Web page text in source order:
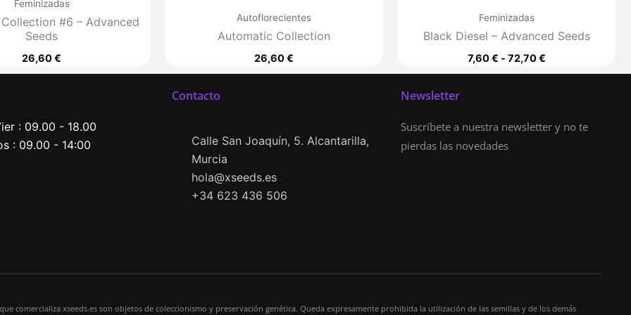
Feminizadas
#6 – Advanced
Seeds
26,60€
Autoflorecientes
Automatic Collection
26,60€
Feminizadas
Black Diesel – Advanced Seeds
7,60€ - 72,70€
: 09.00 - 18.00
: 09.00 - 14:00
Contacto
Calle San Joaquín, 5. Alcantarilla,
Murcia
hola@xseeds.es
+34 623 436 506
Newsletter
Suscríbete a nuestra newsletter y no te
pierdas las novedades
comercializa xseeds.es son objetos de coleccionismo y preservación genética. Queda expresamente prohibida la utilización de las semillas y de los demás